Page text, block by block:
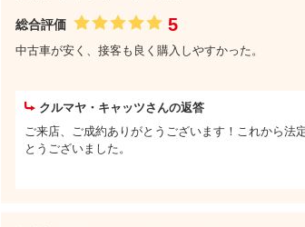
総合評価 5
中古車が安く、接客も良く購入しやすかった。
クルマヤ・キャッツさんの返答
ご来店、ご成約ありがとうございます！これから
とうございました。